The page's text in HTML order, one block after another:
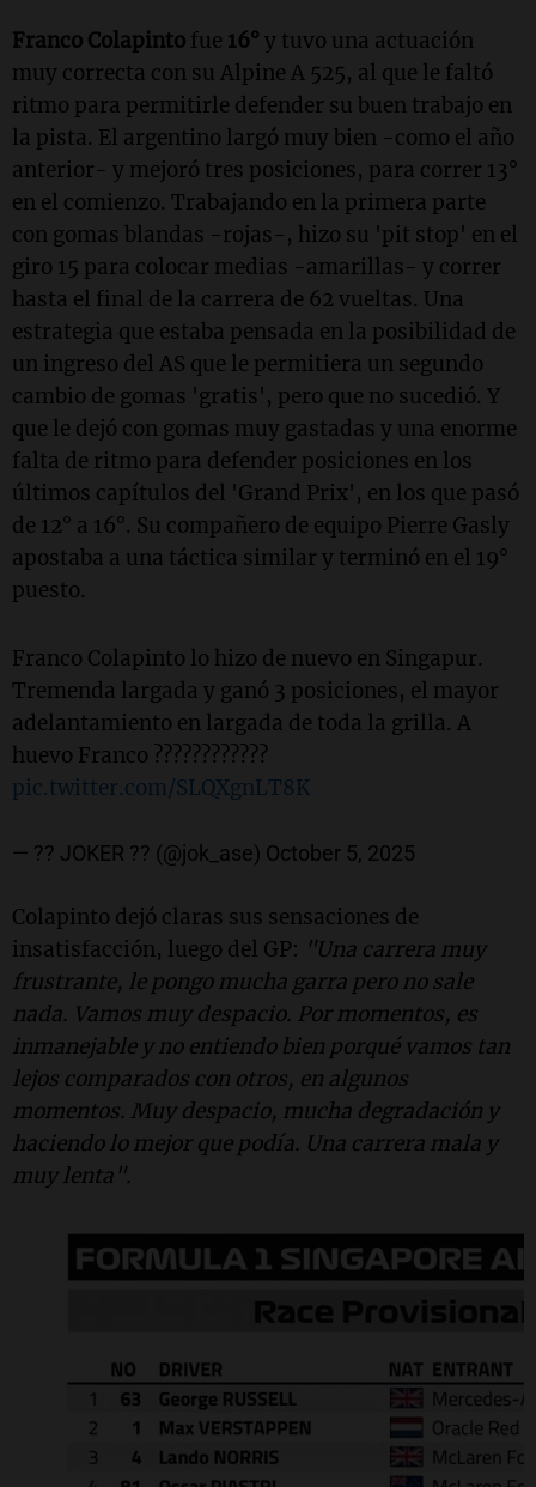
Franco Colapinto fue 16° y tuvo una actuación
muy correcta con su Alpine A 525, al que le faltó
ritmo para permitirle defender su buen trabajo en
la pista. El argentino largó muy bien -como el año
anterior- y mejoró tres posiciones, para correr 13°
en el comienzo. Trabajando en la primera parte
con gomas blandas -rojas-, hizo su 'pit stop' en el
giro 15 para colocar medias -amarillas- y correr
hasta el final de la carrera de 62 vueltas. Una
estrategia que estaba pensada en la posibilidad de
un ingreso del AS que le permitiera un segundo
cambio de gomas 'gratis', pero que no sucedió. Y
que le dejó con gomas muy gastadas y una enorme
falta de ritmo para defender posiciones en los
últimos capítulos del 'Grand Prix', en los que pasó
de 12° a 16°. Su compañero de equipo Pierre Gasly
apostaba a una táctica similar y terminó en el 19°
puesto.
Franco Colapinto lo hizo de nuevo en Singapur.
Tremenda largada y ganó 3 posiciones, el mayor
adelantamiento en largada de toda la grilla. A
huevo Franco ????????????
pic.twitter.com/SLQXgnLT8K
— ?? JOKER ?? (@jok_ase) October 5, 2025
Colapinto dejó claras sus sensaciones de
insatisfacción, luego del GP: "Una carrera muy
frustrante, le pongo mucha garra pero no sale
nada. Vamos muy despacio. Por momentos, es
inmanejable y no entiendo bien porqué vamos tan
lejos comparados con otros, en algunos
momentos. Muy despacio, mucha degradación y
haciendo lo mejor que podía. Una carrera mala y
muy lenta".